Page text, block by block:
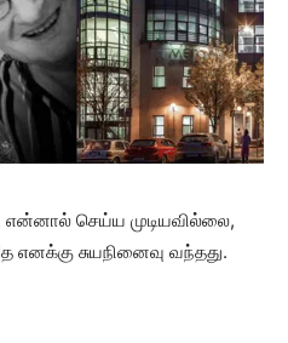
என்னால் செய்ய முடியவில்லை,
சுயநினைவு வந்தது.